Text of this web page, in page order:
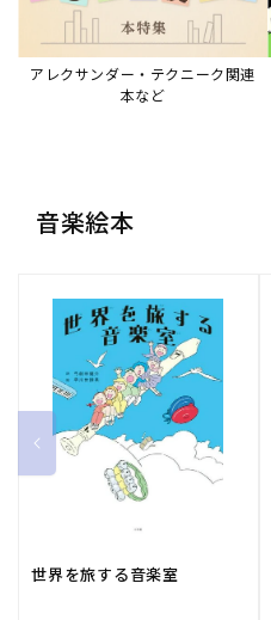
アレクサンダー・テクニーク関連
本など
音楽絵本
世界を旅する音楽室